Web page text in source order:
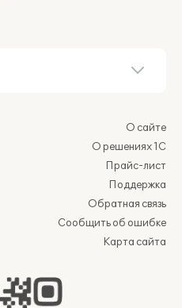
О сайте
О решениях 1С
Прайс-лист
Поддержка
Обратная связь
Сообщить об ошибке
Карта сайта